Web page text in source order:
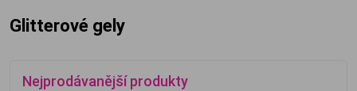
Glitterové gely
Nejprodávanější produkty